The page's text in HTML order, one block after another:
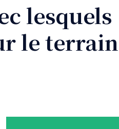
lesquels
le terrain